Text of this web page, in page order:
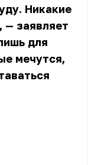
Никакие
— заявляет
для
мечутся,